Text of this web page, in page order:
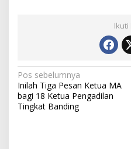
Ikuti
N
a
v
Pos sebelumnya
Inilah Tiga Pesan Ketua MA
bagi 18 Ketua Pengadilan
Tingkat Banding